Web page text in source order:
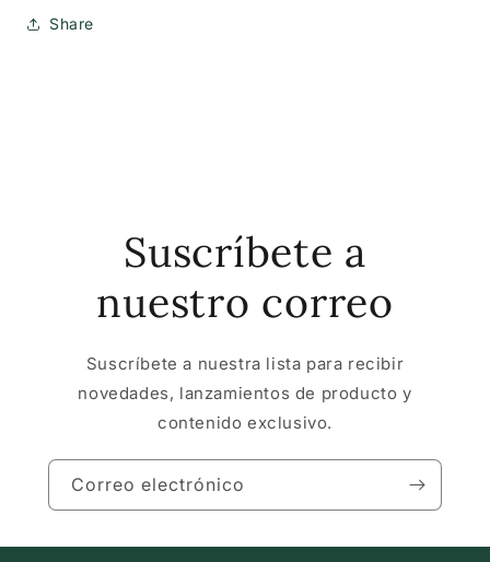
Share
Suscríbete a
nuestro correo
Suscríbete a nuestra lista para recibir
novedades, lanzamientos de producto y
contenido exclusivo.
Correo electrónico